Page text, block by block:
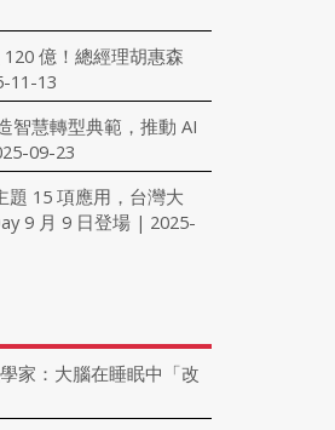
億！總經理胡惠森
11-13
智慧轉型典範，推動 AI
09-23
題 15 項應用，台灣大
9 月 9 日登場 | 2025-
家：大腦在睡眠中「改